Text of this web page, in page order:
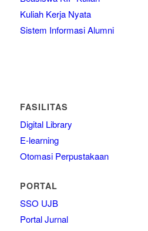
Kuliah Kerja Nyata
Sistem Informasi Alumni
FASILITAS
Digital Library
E-learning
Otomasi Perpustakaan
PORTAL
SSO UJB
Portal Jurnal